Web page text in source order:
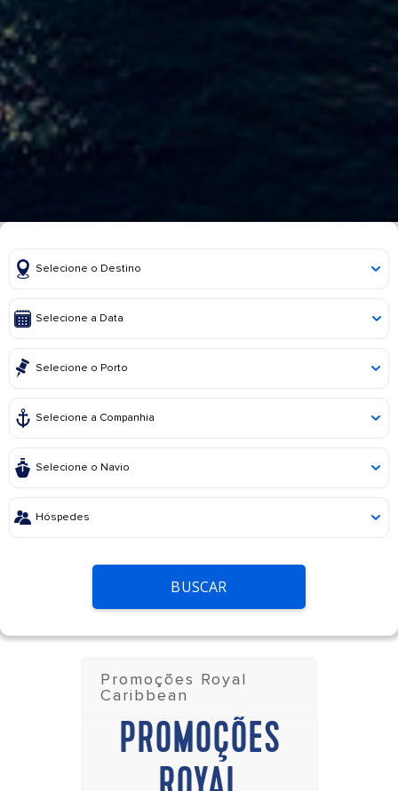
BUSCAR
Promoções Royal
Caribbean
PROMOÇÕES